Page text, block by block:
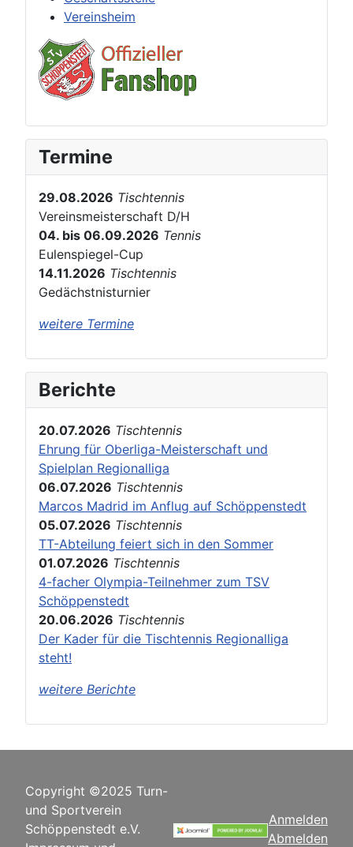
Vereinsheim
Termine
29.08.2026 Tischtennis
Vereinsmeisterschaft D/H
04. bis 06.09.2026 Tennis
Eulenspiegel-Cup
14.11.2026 Tischtennis
Gedächstnisturnier
weitere Termine
Berichte
20.07.2026 Tischtennis
Ehrung für Oberliga-Meisterschaft und
Spielplan Regionalliga
06.07.2026 Tischtennis
Marcos Madrid im Anflug auf Schöppenstedt
05.07.2026 Tischtennis
TT-Abteilung feiert sich in den Sommer
01.07.2026 Tischtennis
4-facher Olympia-Teilnehmer zum TSV
Schöppenstedt
20.06.2026 Tischtennis
Der Kader für die Tischtennis Regionalliga
steht!
weitere Berichte
Copyright ©2025 Turn-
und Sportverein
Schöppenstedt e.V.
Anmelden
Abmelden